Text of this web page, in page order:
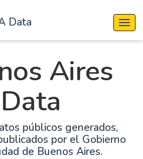
Data
Aires
Data
públicos generados,
por el Gobierno
de Buenos Aires.